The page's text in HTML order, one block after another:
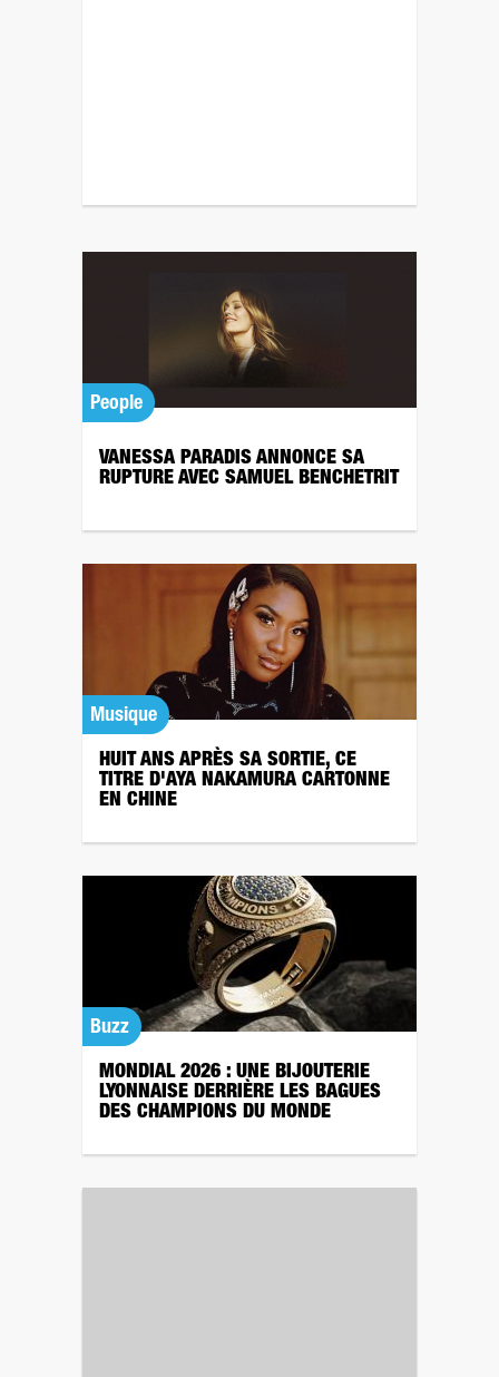
People
VANESSA PARADIS ANNONCE SA
RUPTURE AVEC SAMUEL BENCHETRIT
Musique
HUIT ANS APRÈS SA SORTIE, CE
TITRE D'AYA NAKAMURA CARTONNE
EN CHINE
Buzz
MONDIAL 2026 : UNE BIJOUTERIE
LYONNAISE DERRIÈRE LES BAGUES
DES CHAMPIONS DU MONDE